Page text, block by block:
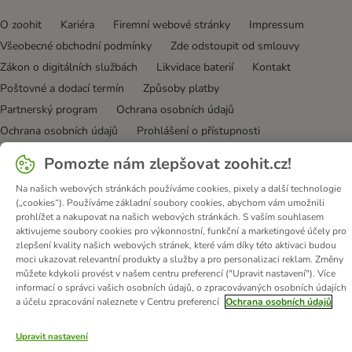
O zoohit Kariéra Firemní webové stránky
Impressum
Všeobecné obchodní podmínky
Zde odstoupit od smlouvy
Zákon o digitálních službách
Likvidace baterií
Kontakt
Poštovné a dodací termín
Způsoby platby
Partnerský program
Ochrana osobních údajů
Ochrana osobních údajů
Prohlášení o přístupnosti
© zooplus SE2026
Pomozte nám zlepšovat zoohit.cz!
Na našich webových stránkách používáme cookies, pixely a další technologie
(„cookies“). Používáme základní soubory cookies, abychom vám umožnili
prohlížet a nakupovat na našich webových stránkách. S vaším souhlasem
aktivujeme soubory cookies pro výkonnostní, funkční a marketingové účely pro
zlepšení kvality našich webových stránek, které vám díky této aktivaci budou
moci ukazovat relevantní produkty a služby a pro personalizaci reklam. Změny
můžete kdykoli provést v našem centru preferencí ("Upravit nastavení"). Více
informací o správci vašich osobních údajů, o zpracovávaných osobních údajích
a účelu zpracování naleznete v Centru preferencí Ochrana osobních údajů
Upravit nastavení